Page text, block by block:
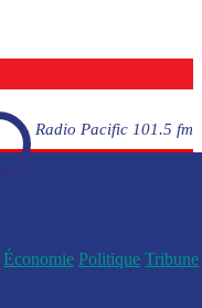
Radio Pacific 101.5 fm
Économie Politique Tribune